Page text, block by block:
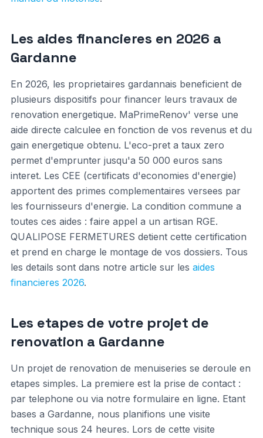
Les aides financieres en 2026 a
Gardanne
En 2026, les proprietaires gardannais beneficient de
plusieurs dispositifs pour financer leurs travaux de
renovation energetique. MaPrimeRenov' verse une
aide directe calculee en fonction de vos revenus et du
gain energetique obtenu. L'eco-pret a taux zero
permet d'emprunter jusqu'a 50 000 euros sans
interet. Les CEE (certificats d'economies d'energie)
apportent des primes complementaires versees par
les fournisseurs d'energie. La condition commune a
toutes ces aides : faire appel a un artisan RGE.
QUALIPOSE FERMETURES detient cette certification
et prend en charge le montage de vos dossiers. Tous
les details sont dans notre article sur les aides
financieres 2026.
Les etapes de votre projet de
renovation a Gardanne
Un projet de renovation de menuiseries se deroule en
etapes simples. La premiere est la prise de contact :
par telephone ou via notre formulaire en ligne. Etant
bases a Gardanne, nous planifions une visite
technique sous 24 heures. Lors de cette visite